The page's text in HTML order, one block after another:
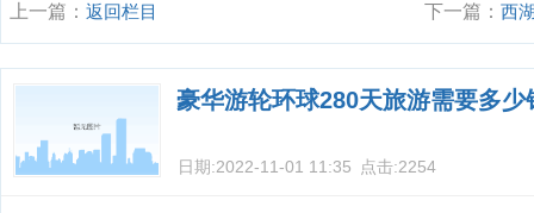
上一篇： 返回栏目 下一篇：西
拔？
豪华游轮环球280天旅游需要多少
日期:2022-11-01 11:35 点击:2254